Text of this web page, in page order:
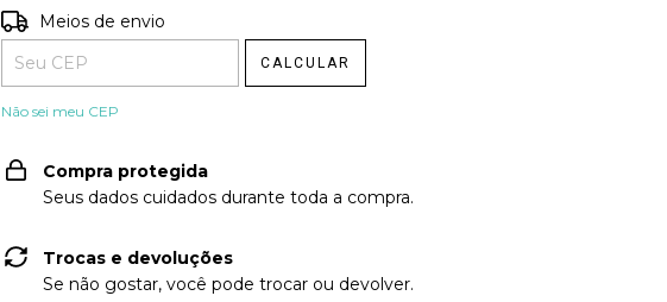
Entregas para o CEP:
Meios de envio
CALCULAR
Não sei meu CEP
Compra protegida
Seus dados cuidados durante toda a compra.
Trocas e devoluções
Se não gostar, você pode trocar ou devolver.